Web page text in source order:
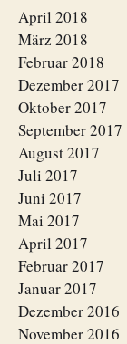
April 2018
März 2018
Februar 2018
Dezember 2017
Oktober 2017
September 2017
August 2017
Juli 2017
Juni 2017
Mai 2017
April 2017
Februar 2017
Januar 2017
Dezember 2016
November 2016